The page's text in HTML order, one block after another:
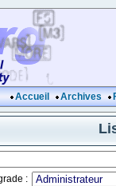
Accueil Archives
: